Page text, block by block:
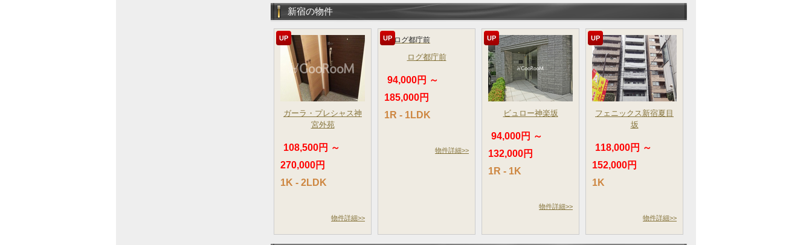
新宿の物件
UP
ガーラ・プレシャス神
宮外苑
108,500円 ～
270,000円
1K - 2LDK
物件詳細>>
UP
ログ都庁前
94,000円 ～
185,000円
1R - 1LDK
物件詳細>>
UP
ビュロー神楽坂
94,000円 ～
132,000円
1R - 1K
物件詳細>>
UP
フェニックス新宿夏目
坂
118,000円 ～
152,000円
1K
物件詳細>>